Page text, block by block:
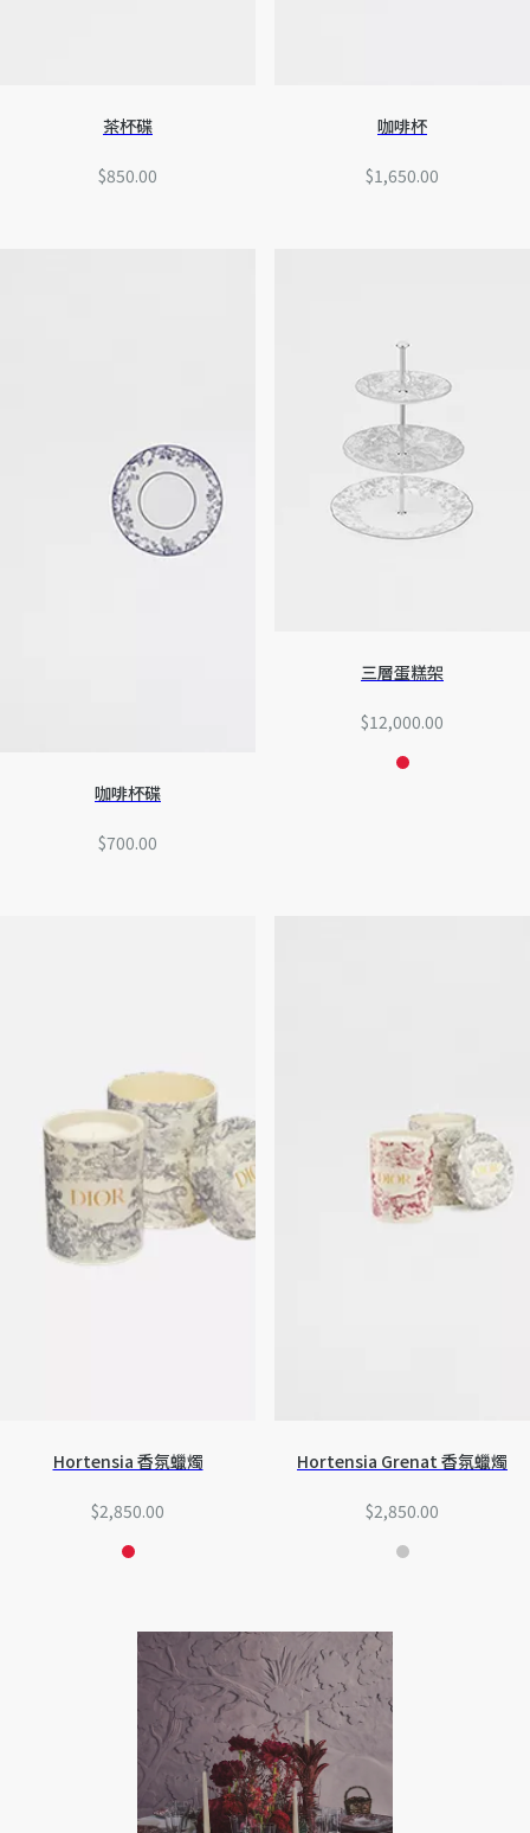
茶杯碟
$850.00
咖啡杯
$1,650.00
咖啡杯碟
$700.00
三層蛋糕架
$12,000.00
Hortensia 香氛蠟燭
$2,850.00
Hortensia Grenat 香氛蠟燭
$2,850.00